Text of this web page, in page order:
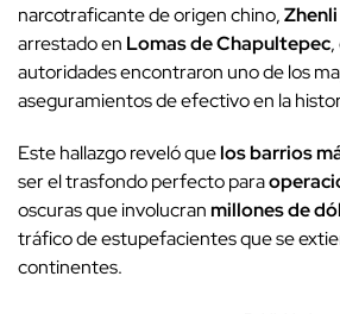
narcotraficante de origen chino,
arrestado en Lomas de Chapultepec
autoridades encontraron uno de los
aseguramientos de efectivo en la
Este hallazgo reveló quelos barrios
ser el trasfondo perfecto para
oscuras que involucranmillones de
tráfico de estupefacientes que se
continentes.